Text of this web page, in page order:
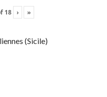
18 › »
(Sicile)